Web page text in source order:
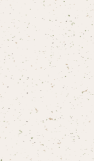
クリアファイル
アクリル